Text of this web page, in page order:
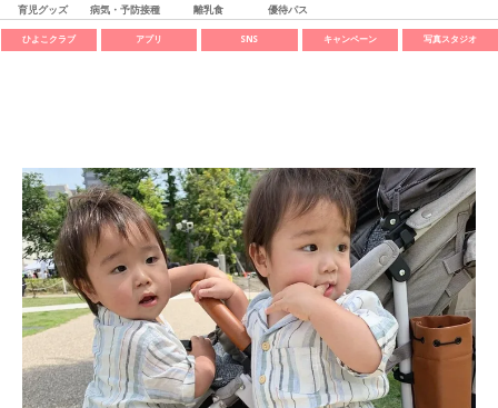
育児グッズ 病気・予防接種 離乳食 優待パス
ひよこクラブ アプリ SNS キャンペーン 写真スタジオ